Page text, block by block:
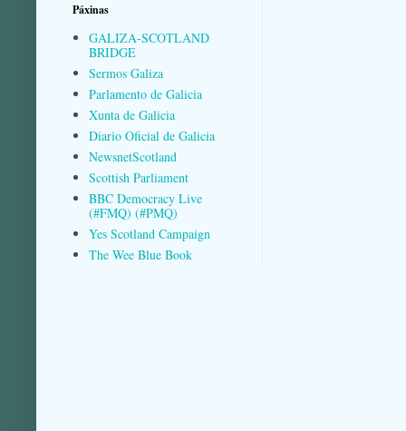
Páxinas
GALIZA-SCOTLAND
BRIDGE
Sermos Galiza
Parlamento de Galicia
Xunta de Galicia
Diario Oficial de Galicia
NewsnetScotland
Scottish Parliament
BBC Democracy Live
(#FMQ) (#PMQ)
Yes Scotland Campaign
The Wee Blue Book